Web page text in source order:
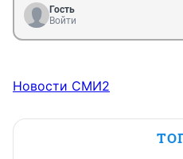
Гость
Войти
Новости СМИ2